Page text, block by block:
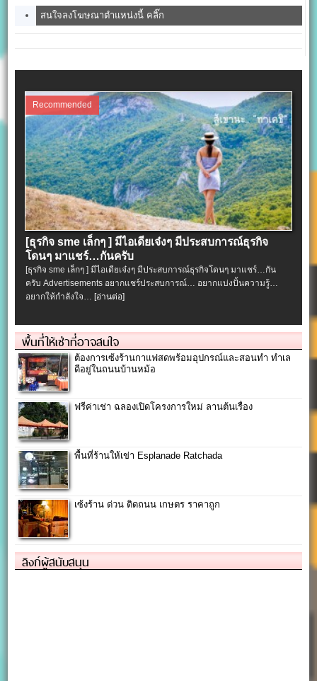
สนใจลงโฆษณาตำแหน่งนี้ คลิ๊ก
Recommended
[ธุรกิจ sme เล็กๆ ] มีไอเดียเจ๋งๆ มีประสบการณ์ธุรกิจ
โดนๆ มาแชร์…กันครับ
[ธุรกิจ sme เล็กๆ ] มีไอเดียเจ๋งๆ มีประสบการณ์ธุรกิจโดนๆ มาแชร์…กัน
ครับ Advertisements อยากแชร์ประสบการณ์… อยากแบ่งปั้นความรู้…
อยากให้กำลังใจ… [อ่านต่อ]
พื้นที่ให้เช่าที่อาจสนใจ
ต้องการเซ้งร้านกาแฟสดพร้อมอุปกรณ์และสอนทำ ทำเล
ดีอยู่ในถนนบ้านหม้อ
ฟรีค่าเช่า ฉลองเปิดโครงการใหม่ ลานต้นเรื่อง
พื้นที่ร้านให้เข่า Esplanade Ratchada
เซ้งร้าน ด่วน ติดถนน เกษตร ราคาถูก
ลิงก์ผู้สนับสนุน